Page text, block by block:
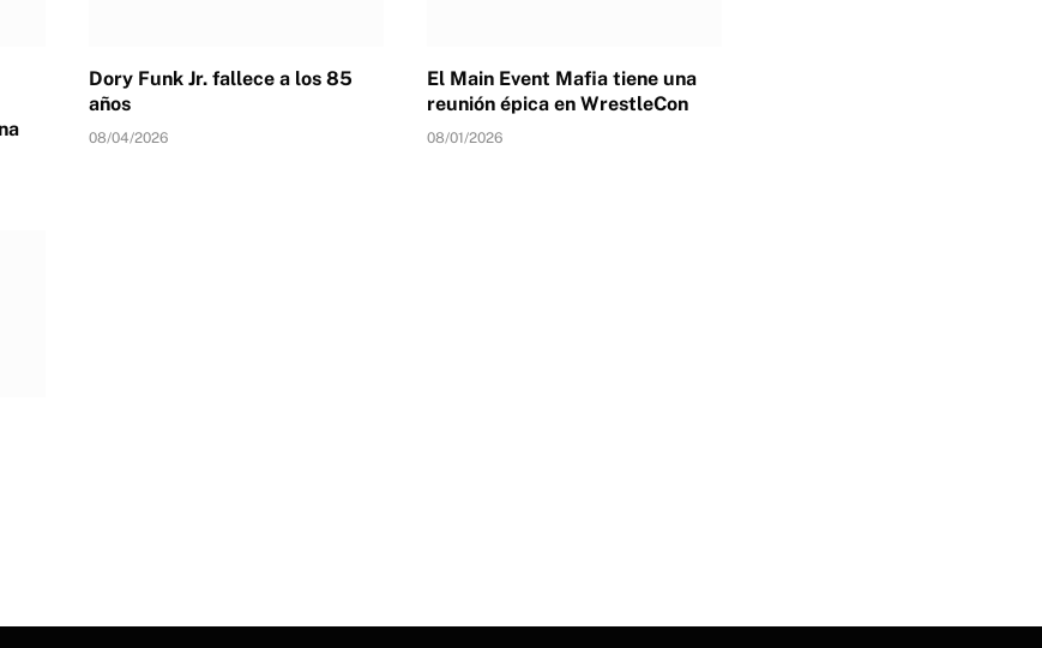
Dory Funk Jr. fallece a los 85
años
08/04/2026
El Main Event Mafia tiene una
reunión épica en WrestleCon
08/01/2026